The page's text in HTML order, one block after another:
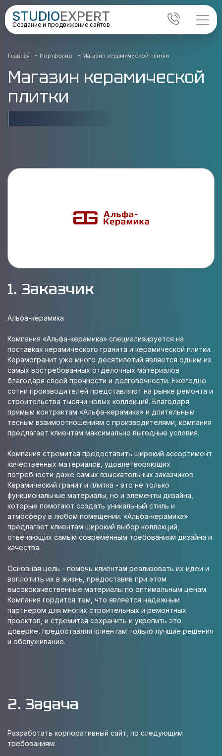
STUDIOEXPERT
Создание и продвижение сайтов
Главная - Портфолио - Магазин керамической плитки
Магазин керамической
плитки
1. Заказчик
Альфа-керамика
Компания «Альфа-керамика» специализируется на
поставках керамического гранита и керамической плитки.
Керамогранит уже много десятилетий является одним из
самых востребованных отделочных материалов
благодаря своей прочности и долговечности. Ежегодно
сотни производителей представляют на рынке ремонта и
строительства тысячи новых коллекций. Благодаря
прямым контрактам «Альфа-керамика» и длительным
тесным взаимоотношениям с производителями, компания
предлагает клиентам максимально выгодные условия.
Компания стремится предоставить широкий ассортимент
качественных материалов, удовлетворяющих
потребности даже самых взыскательных заказчиков.
Керамический гранит и плитка - это не только
функциональные материалы, но и элементы дизайна,
которые помогают создать уникальный стиль и
атмосферу в любом помещении. «Альфа-керамика»
предлагает клиентам широкий выбор коллекций,
отвечающих самым современным требованиям дизайна и
качества.
Основная цель - помочь клиентам реализовать их идеи и
воплотить их в жизнь, предоставив при этом
высококачественные материалы по оптимальным ценам.
Компания гордится тем, что является надежным
партнером для многих строительных и ремонтных
проектов, и стремится сохранить и укрепить это
доверие, предоставляя клиентам только лучшие решения
и обслуживание.
2. Задача
Разработать корпоративный сайт, по следующим
требованиям: